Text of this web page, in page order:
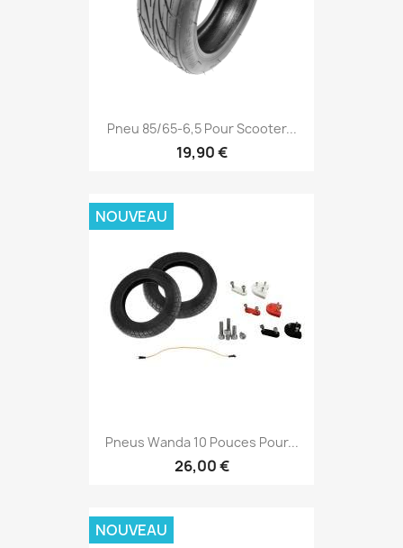
Pneu 85/65-6,5 Pour Scooter...
19,90 €
Pneus Wanda 10 Pouces Pour...
26,00 €
NOUVEAU
NOUVEAU